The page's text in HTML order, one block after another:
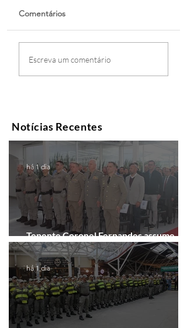
Comentários
Escreva um comentário
Notícias Recentes
Tenente Coronel Fernandes assume
comando do 41º BPM em Gramado
há 1 dia
há 1 dia